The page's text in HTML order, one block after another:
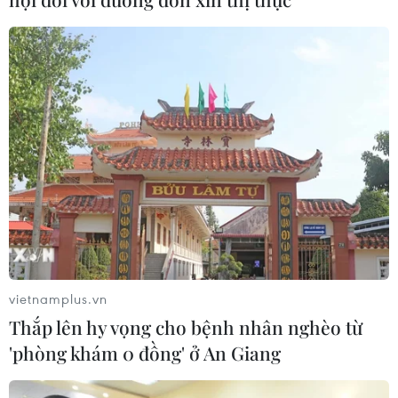
Đông Bắc Thái Lan, gìn giữ bản sắc
văn hóa Việt
21/07/2026 22:44
Lưu học sinh Việt Nam tại Thái Lan
về nguồn theo dấu chân Bác Hồ
20/07/2026 15:46
Xem thêm
CƠ QUAN CHỦ QUẢN: THÔNG TẤN XÃ VIỆT NAM
vietnamplus.vn
Thắp lên hy vọng cho bệnh nhân nghèo từ
'phòng khám 0 đồng' ở An Giang